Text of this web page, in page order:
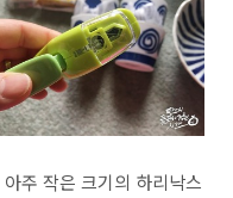
아주 작은 크기의 하리낙스